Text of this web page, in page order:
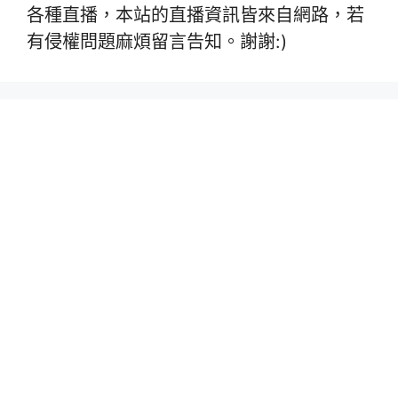
各種直播，本站的直播資訊皆來自網路，若
有侵權問題麻煩留言告知。謝謝:)